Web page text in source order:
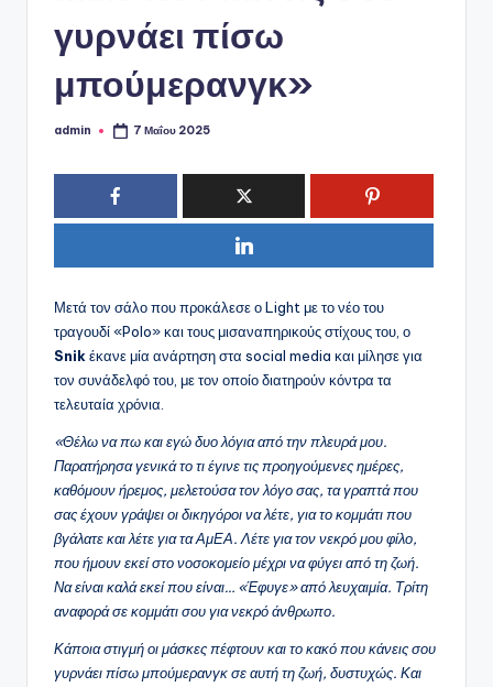
γυρνάει πίσω
μπούμερανγκ»
Συγγραφέας:
admin 7 Μαΐου 2025
Μετά τον σάλο που προκάλεσε ο Light με το νέο του
τραγουδί «Polo» και τους μισαναπηρικούς στίχους του, ο
Snikέκανε μία ανάρτηση στα social media και μίλησε για
τον συνάδελφό του, με τον οποίο διατηρούν κόντρα τα
τελευταία χρόνια.
«Θέλω να πω και εγώ δυο λόγια από την πλευρά μου.
Παρατήρησα γενικά το τι έγινε τις προηγούμενες ημέρες,
καθόμουν ήρεμος, μελετούσα τον λόγο σας, τα γραπτά που
σας έχουν γράψει οι δικηγόροι να λέτε, για το κομμάτι που
βγάλατε και λέτε για τα ΑμΕΑ. Λέτε για τον νεκρό μου φίλο,
που ήμουν εκεί στο νοσοκομείο μέχρι να φύγει από τη ζωή.
Να είναι καλά εκεί που είναι… «Έφυγε» από λευχαιμία. Τρίτη
αναφορά σε κομμάτι σου για νεκρό άνθρωπο.
Κάποια στιγμή οι μάσκες πέφτουν και το κακό που κάνεις σου
γυρνάει πίσω μπούμερανγκ σε αυτή τη ζωή, δυστυχώς. Και